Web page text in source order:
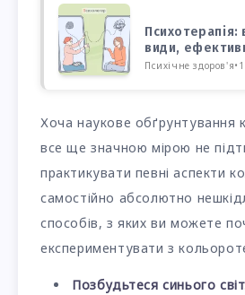
Психотерапія:
види,
Психічне здоров'я•
Хоча наукове обґрунтування
все ще значною мірою не
практикувати певні аспекти
самостійно абсолютно
способів, з яких ви можете
експериментувати з
Позбудьтеся синього